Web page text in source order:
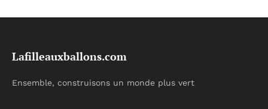
Lafilleauxballons.com
Ensemble, construisons un monde plus vert